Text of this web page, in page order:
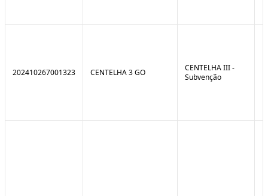
202410267001323 CENTELHA 3 GO
CENTELHA III -
Subvenção